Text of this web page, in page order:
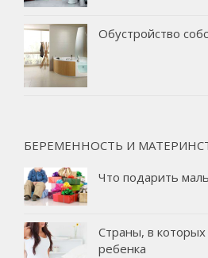
Обустройство
БЕРЕМЕННОСТЬ И
Что подарить
Страны, в
ребенка